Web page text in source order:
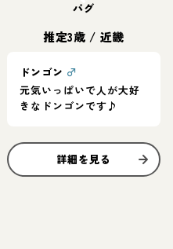
パグ
推定3歳 / 近畿
ドンゴン ♂
元気いっぱいで人が大好
きなドンゴンです♪
詳細を見る